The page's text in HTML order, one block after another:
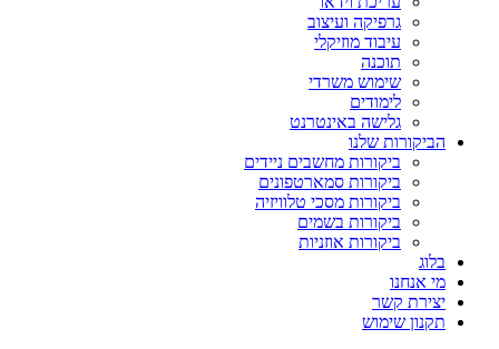
גרפיקה ועיצוב
עיבוד מוזיקלי
תוכנה
שימוש משרדי
לימודים
גלישה באינטרנט
הביקורות שלנו
ביקורות מחשבים ניידים
ביקורות סמארטפונים
ביקורות מסכי טלוויזיה
ביקורות בשמים
ביקורות אוזניות
בלוג
מי אנחנו
יצירת קשר
תקנון שימוש